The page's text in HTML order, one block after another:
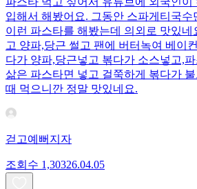
입해서 해봤어요. 그동안 스파게티국수
이런 파스타를 해봤는데 의외로 맛있네
고 양파,당근 썰고 팬에 버터녹여 베이
다가 양파,당근넣고 볶다가 소스넣고,
삶은 파스타면 넣고 걸쭉하게 볶다가
때 먹으니깐 정말 맛있네요.
걷고예뻐지자
조회수 1,30326.04.05